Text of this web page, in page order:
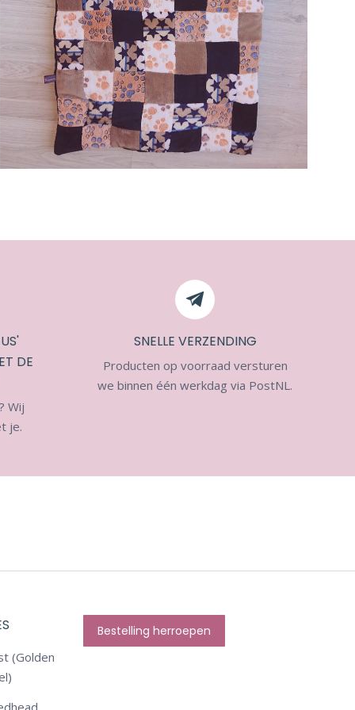
DE
Wij
je.
SNELLE VERZENDING
Producten op voorraad versturen
we binnen één werkdag via PostNL.
(Golden
Bestelling herroepen